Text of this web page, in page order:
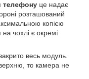
телефону це надає
розташований
копією
чохлі є окремі
весь модуль.
то камера не